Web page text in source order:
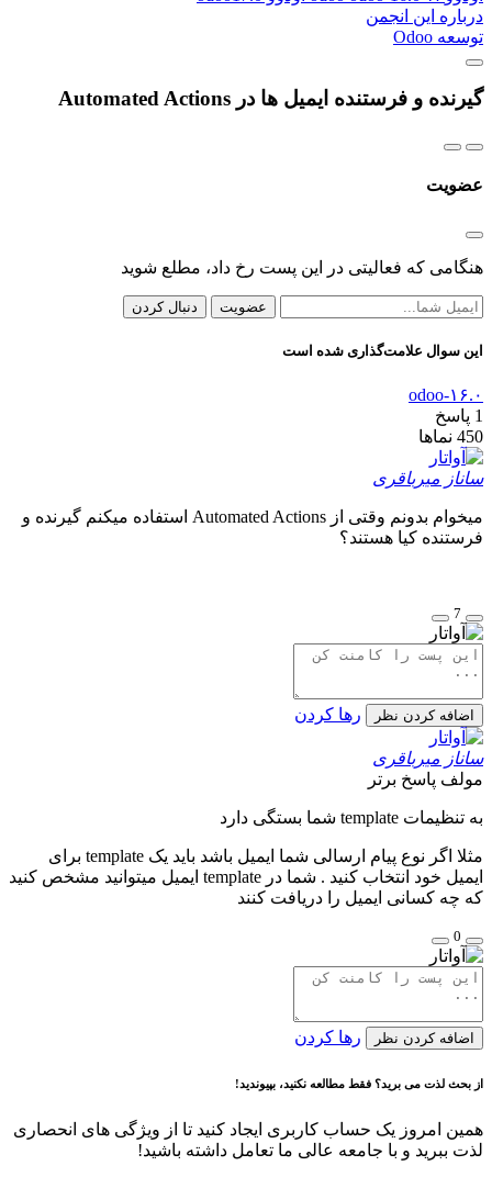
درباره این انجمن
توسعه Odoo
گیرنده و فرستنده ایمیل ها در Automated Actions
عضویت
هنگامی که فعالیتی در این پست رخ داد، مطلع شوید
عضویت دنبال کردن
این سوال علامت‌گذاری شده است
odoo-۱۶.۰
1 پاسخ
450 نماها
ساناز میرباقری
میخوام بدونم وقتی از Automated Actions استفاده میکنم گیرنده و
فرستنده کیا هستند؟
7
اضافه کردن نظر رها کردن
ساناز میرباقری
مولف پاسخ برتر
به تنظیمات template شما بستگی دارد
مثلا اگر نوع پیام ارسالی شما ایمیل باشد باید یک template برای
ایمیل خود انتخاب کنید . شما در template ایمیل میتوانید مشخص کنید
که چه کسانی ایمیل را دریافت کنند
0
اضافه کردن نظر رها کردن
از بحث لذت می برید؟ فقط مطالعه نکنید، بپیوندید!
همین امروز یک حساب کاربری ایجاد کنید تا از ویژگی های انحصاری
لذت ببرید و با جامعه عالی ما تعامل داشته باشید!